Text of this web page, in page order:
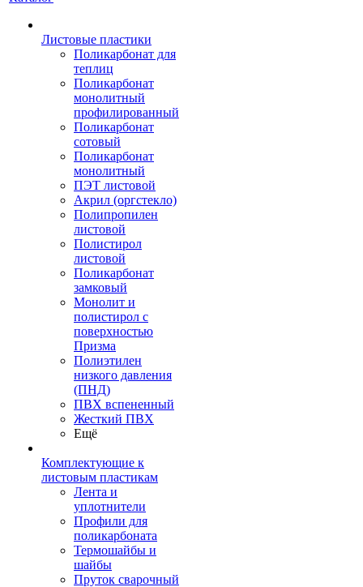
Листовые пластики
Поликарбонат для
теплиц
Поликарбонат
монолитный
профилированный
Поликарбонат
сотовый
Поликарбонат
монолитный
ПЭТ листовой
Акрил (оргстекло)
Полипропилен
листовой
Полистирол
листовой
Поликарбонат
замковый
Монолит и
полистирол с
поверхностью
Призма
Полиэтилен
низкого давления
(ПНД)
ПВХ вспененный
Жесткий ПВХ
Ещё
Комплектующие к
листовым пластикам
Лента и
уплотнители
Профили для
поликарбоната
Термошайбы и
шайбы
Пруток сварочный